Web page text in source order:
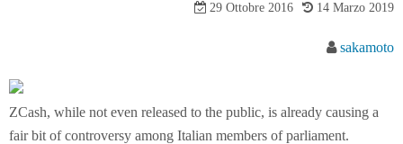
29 Ottobre 2016 14 Marzo 2019
sakamoto
ZCash, while not even released to the public, is already causing a
fair bit of controversy among Italian members of parliament.